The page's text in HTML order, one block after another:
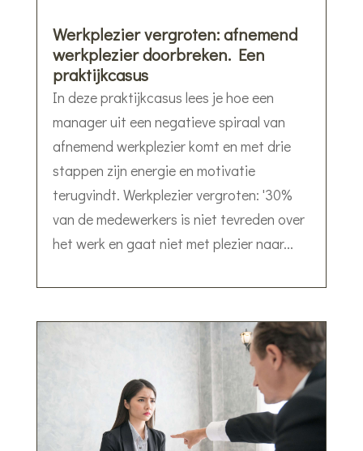
Werkplezier vergroten: afnemend
werkplezier doorbreken. Een
praktijkcasus
In deze praktijkcasus lees je hoe een
manager uit een negatieve spiraal van
afnemend werkplezier komt en met drie
stappen zijn energie en motivatie
terugvindt. Werkplezier vergroten: '30%
van de medewerkers is niet tevreden over
het werk en gaat niet met plezier naar...